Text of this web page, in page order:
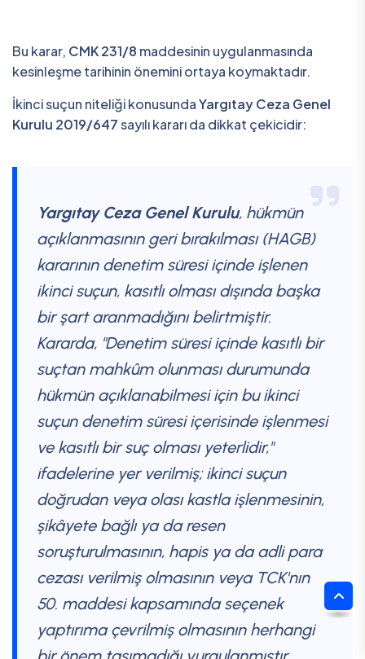
Bu karar, CMK 231/8 maddesinin uygulanmasında
kesinleşme tarihinin önemini ortaya koymaktadır.
İkinci suçun niteliği konusundaYargıtay Ceza Genel
Kurulu 2019/647sayılı kararı da dikkat çekicidir:
Yargıtay Ceza Genel Kurulu, hükmün
açıklanmasının geri bırakılması (HAGB)
kararının denetim süresi içinde işlenen
ikinci suçun, kasıtlı olması dışında başka
bir şart aranmadığını belirtmiştir.
Kararda, "Denetim süresi içinde kasıtlı bir
suçtan mahkûm olunması durumunda
hükmün açıklanabilmesi için bu ikinci
suçun denetim süresi içerisinde işlenmesi
ve kasıtlı bir suç olması yeterlidir,"
ifadelerine yer verilmiş; ikinci suçun
doğrudan veya olası kastla işlenmesinin,
şikâyete bağlı ya da resen
soruşturulmasının, hapis ya da adli para
cezası verilmiş olmasının veya TCK'nın
50. maddesi kapsamında seçenek
yaptırıma çevrilmiş olmasının herhangi